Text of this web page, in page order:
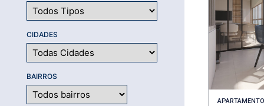
CIDADES
BAIRROS
APARTAMENTO